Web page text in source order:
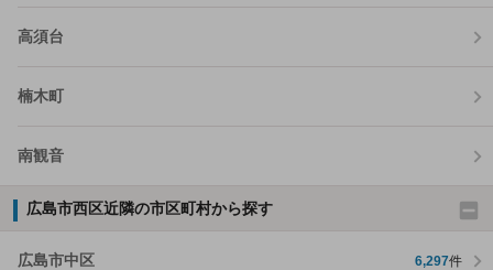
高須台
楠木町
南観音
広島市西区近隣の市区町村から探す
広島市中区 6,297件